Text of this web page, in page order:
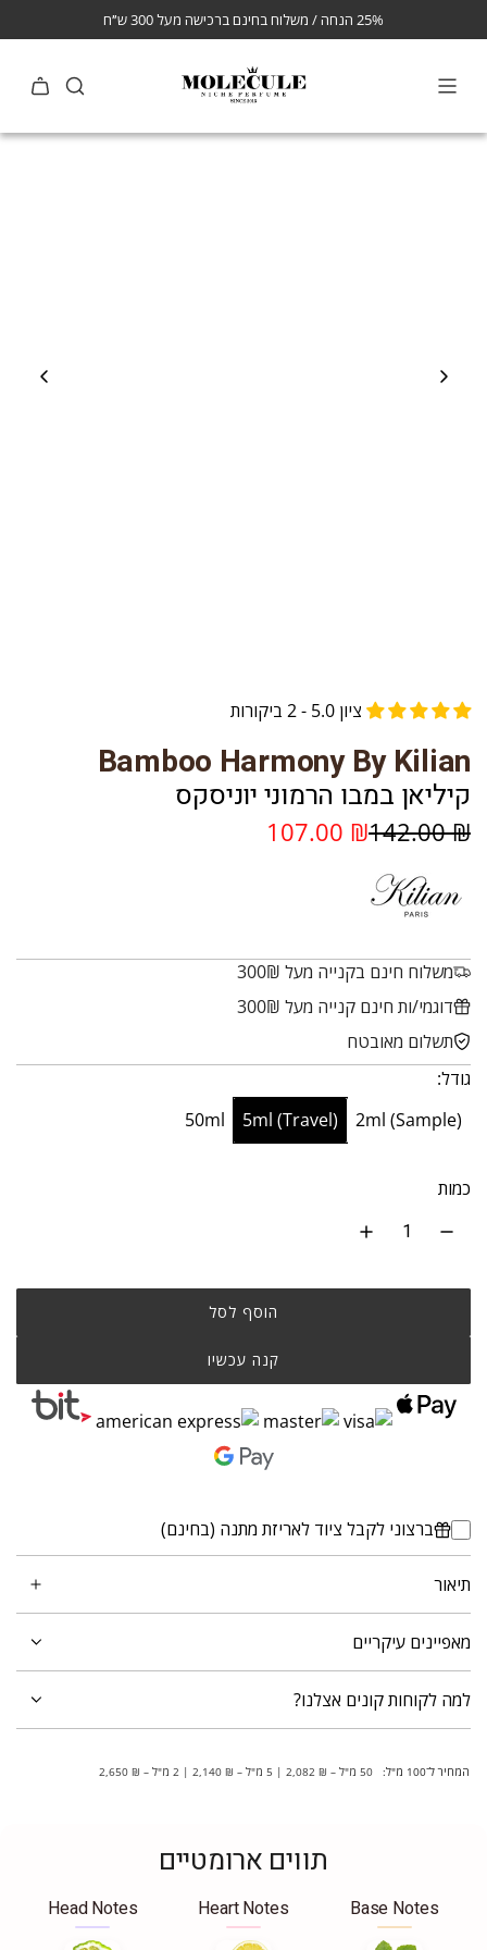
ל
ו
25% הנחה / משלוח בחינם ברכישה מעל 300 ש״ח
ציון 5.0 - 2 ביקורות
Bamboo Harmony By Kilian
קיליאן במבו הרמוני יוניסקס
מ
מ
ב
צ
₪ 142.00
מ
ר
ג
י
₪ 107.00
משלוח חינם בקנייה מעל 300₪
דוגמי/ות חינם קנייה מעל 300₪
תשלום מאובטח
גודל:
50ml
5ml (Travel) 2ml (Sample)
כמות
הוסף לסל
קנה עכשיו
ברצוני לקבל ציוד לאריזת מתנה (בחינם)
תיאור
מאפיינים עיקריים
למה לקוחות קונים אצלנו?
המחיר ל־100 מ"ל: 50 מ"ל – ₪ 2,082 | 5 מ"ל – ₪ 2,140 | 2 מ"ל – ₪ 2,650
תווים ארומטיים
Base Notes
Heart Notes
Head Notes